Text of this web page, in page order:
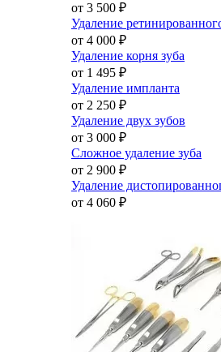
от 3 500 ₽
Удаление
от 4 000 ₽
Удаление корня зуба
от 1 495 ₽
Удаление импланта
от 2 250 ₽
Удаление двух зубов
от 3 000 ₽
Сложное удаление зуба
от 2 900 ₽
Удаление
от 4 060 ₽